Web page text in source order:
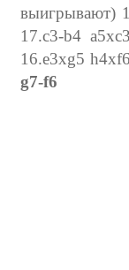
выигрывают)
17.c3-b4
16.e3xg5
g7-f6